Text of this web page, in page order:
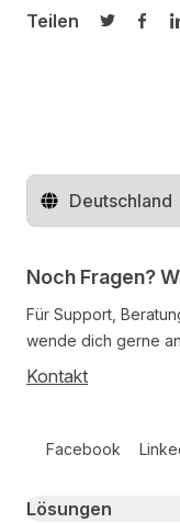
Teilen
Auf Auf
Region ändern
Noch Fragen?
Für Support,
wende dich gerne
Kontakt
Facebook
Primary footer
Lösungen